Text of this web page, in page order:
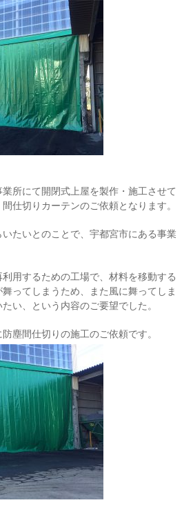
所にて開閉式上屋を製作・施工させて
仕切りカーテンのご依頼となります。
たいとのことで、宇都宮市にある事業
用するための工場で、材料を移動する
ってしまうため、また風に舞ってしま
い、という内容のご要望でした。
塵間仕切りの施工のご依頼です。